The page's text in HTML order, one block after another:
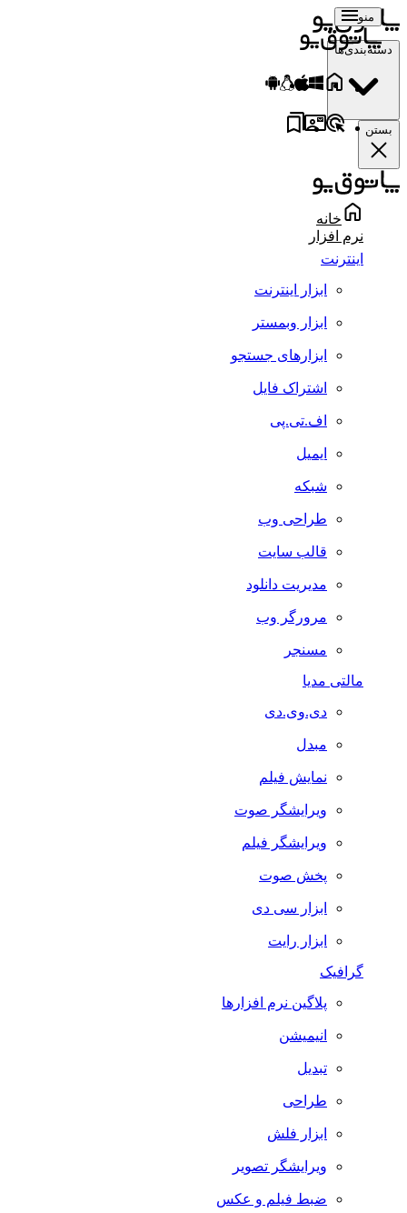
منو
دسته‌بندی‌ها
بستن
خانه
نرم افزار
اینترنت
ابزار اینترنت
ابزار وبمستر
ابزارهای جستجو
اشتراک فایل
اف.تی.پی
ایمیل
شبکه
طراحی وب
قالب سایت
مدیریت دانلود
مرورگر وب
مسنجر
مالتی مدیا
دی.وی.دی
مبدل
نمایش فیلم
ویرایشگر صوت
ویرایشگر فیلم
پخش صوت
ابزار سی دی
ابزار رایت
گرافیک
پلاگین نرم افزارها
انیمیشن
تبدیل
طراحی
ابزار فلش
ویرایشگر تصویر
ضبط فيلم و عكس